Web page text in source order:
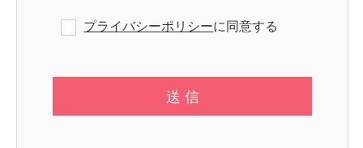
プライバシーポリシーに同意する